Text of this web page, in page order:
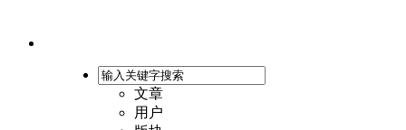
文章
用户